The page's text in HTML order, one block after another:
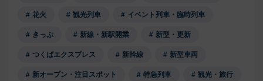
花火 観光列車 イベント列車・臨時列車
きっぷ 新線・新駅開業 新型・更新
つくばエクスプレス 新幹線 新型車両
新オープン・注目スポット 特急列車 観光・旅行